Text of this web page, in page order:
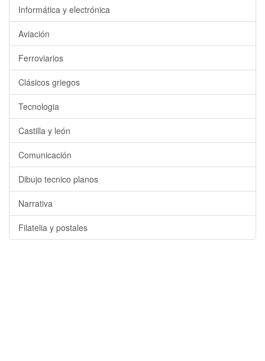
Informática y electrónica
Aviación
Ferroviarios
Clásicos griegos
Tecnologia
Castilla y león
Comunicación
Dibujo tecnico planos
Narrativa
Filatelia y postales